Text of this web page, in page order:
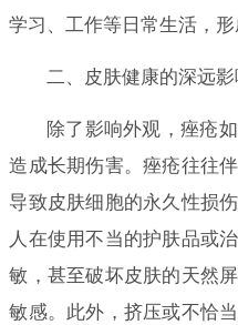
学习、工作等日常生活，形
二、皮肤健康的深远影
除了影响外观，痤疮
造成长期伤害。痤疮往往
导致皮肤细胞的永久性损
人在使用不当的护肤品或
敏，甚至破坏皮肤的天然
敏感。此外，挤压或不恰